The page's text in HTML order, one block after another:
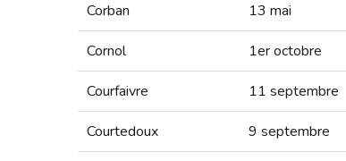
Corban 13 mai
Cornol 1er octobre
Courfaivre 11 septembre
Courtedoux 9 septembre